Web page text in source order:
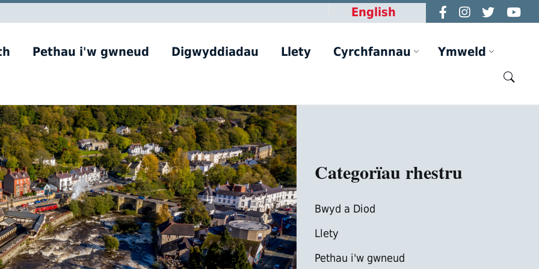
English
Pethau i'w gwneud Digwyddiadau Llety Cyrchfannau Ymweld
Categorïau rhestru
Bwyd a Diod
Llety
Pethau i'w gwneud